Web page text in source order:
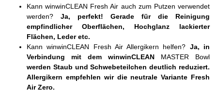
Kann winwinCLEAN Fresh Air auch zum Putzen verwendet
werden?
Ja, perfekt! Gerade für die Reinigung
empfindlicher Oberflächen, Hochglanz lackierter
Flächen, Leder etc.
Kann winwinCLEAN Fresh Air Allergikern helfen? Ja, in
Verbindung mit dem winwinCLEAN MASTER Bowl
werden Staub und Schwebeteilchen deutlich reduziert.
Allergikern empfehlen wir die neutrale Variante Fresh
Air Zero.